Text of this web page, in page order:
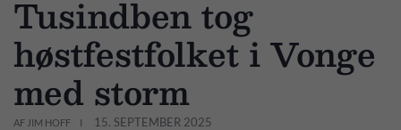
Tusindben tog
høstfestfolket i Vonge
med storm
AF JIM HOFF 15. SEPTEMBER 2025